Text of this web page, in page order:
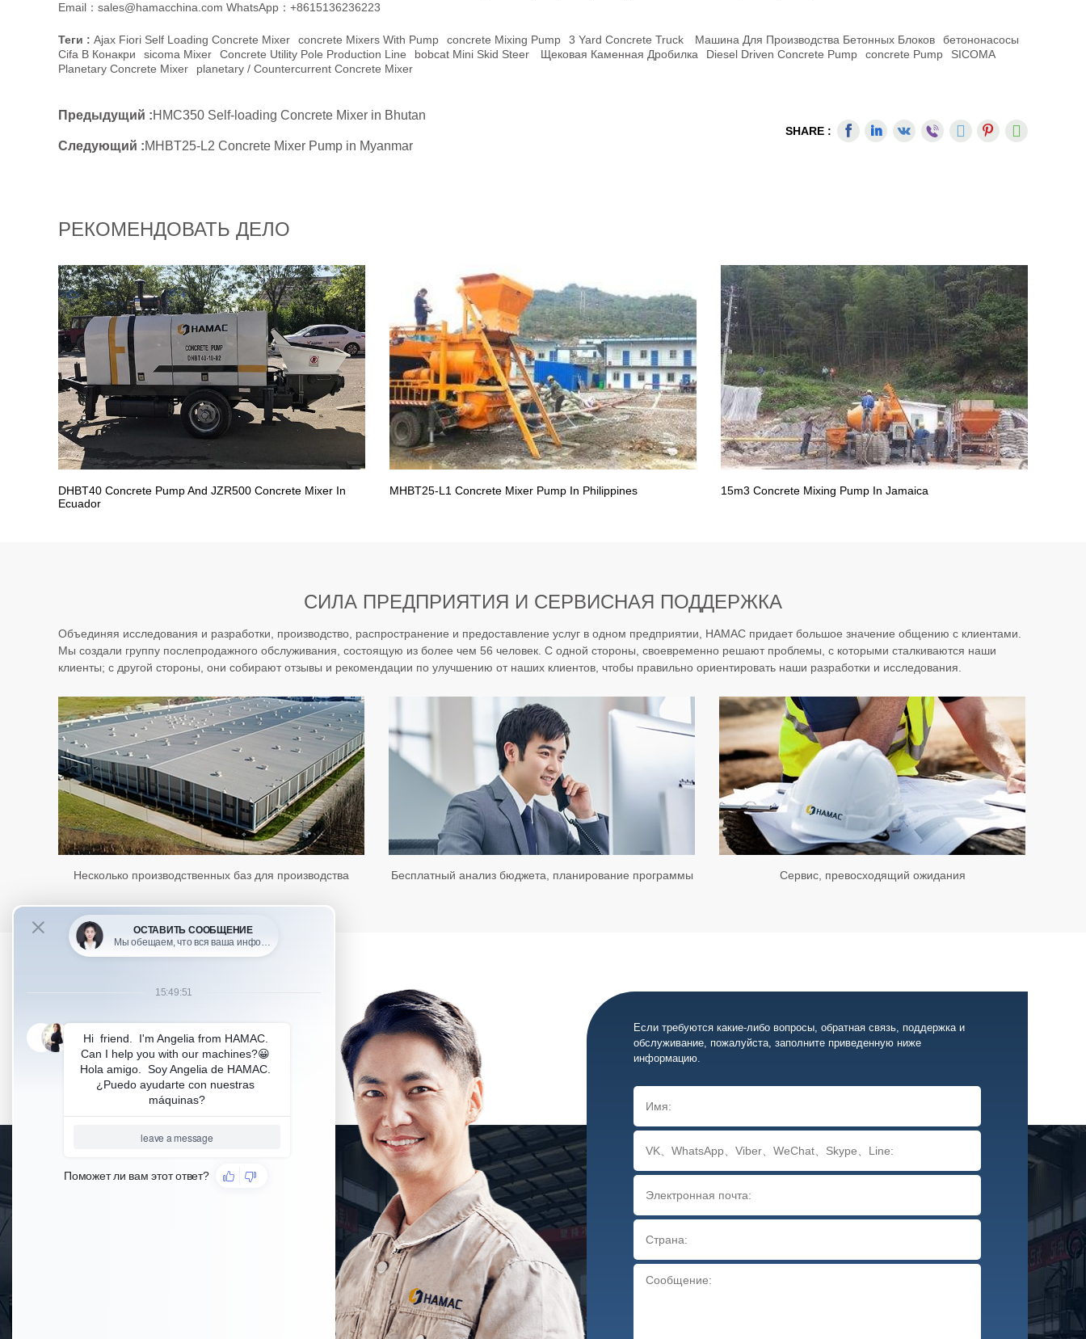
Email：sales@hamacchina.com WhatsApp：+8615136236223
Теги : Ajax Fiori Self Loading Concrete Mixer Concrete Mixers With Pump Concrete Mixing Pump 3 Yard Concrete Truck Машина Для Производства Бетонных Блоков
Бетононасосы
Cifa В Конакри
Sicoma Mixer Concrete Utility Pole Production Line Bobcat Mini Skid Steer Щековая Каменная Дробилка Diesel Driven Concrete Pump Concrete Pump
SICOMA
Planetary Concrete Mixer
Planetary / Countercurrent Concrete Mixer
Предыдущий :HMC350 Self-loading Concrete Mixer in Bhutan
Следующий :MHBT25-L2 Concrete Mixer Pump in Myanmar
SHARE :
РЕКОМЕНДОВАТЬ ДЕЛО
DHBT40 Concrete Pump And JZR500 Concrete Mixer In
Ecuador
MHBT25-L1 Concrete Mixer Pump In Philippines 15m3 Concrete Mixing Pump In Jamaica
СИЛА ПРЕДПРИЯТИЯ И СЕРВИСНАЯ ПОДДЕРЖКА
Объединяя исследования и разработки, производство, распространение и предоставление услуг в одном предприятии, HAMAC придает большое значение общению с клиентами.
Мы создали группу послепродажного обслуживания, состоящую из более чем 56 человек. С одной стороны, своевременно решают проблемы, с которыми сталкиваются наши
клиенты; с другой стороны, они собирают отзывы и рекомендации по улучшению от наших клиентов, чтобы правильно ориентировать наши разработки и исследования.
Несколько производственных баз для производства Бесплатный анализ бюджета, планирование программы Сервис, превосходящий ожидания
Качество продукции -это жизнь, внимательные услуги -это
движущая сила. HAMAC стремится предоставить нашим
клиентам услуги по консультированию, разработке
решений, высококачественным машинам, выезду на
место, послепродажному обслуживанию и т. д.
Если требуются какие-либо вопросы, обратная связь, поддержка и
обслуживание, пожалуйста, заполните приведенную ниже
информацию.